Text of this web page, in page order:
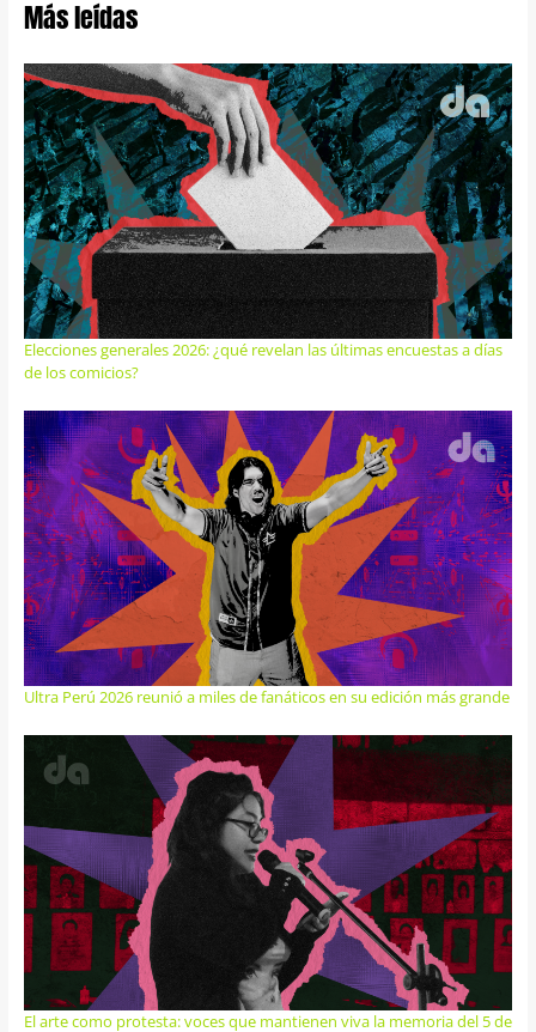
Más leídas
Elecciones generales 2026: ¿qué revelan las últimas encuestas a días
de los comicios?
Ultra Perú 2026 reunió a miles de fanáticos en su edición más grande
El arte como protesta: voces que mantienen viva la memoria del 5 de